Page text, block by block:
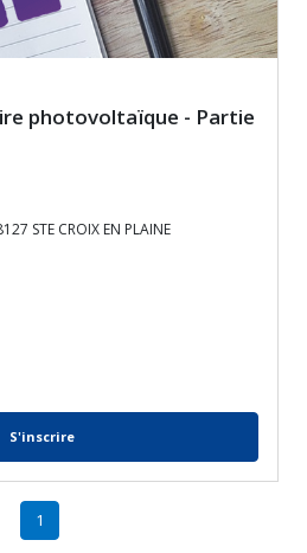
photovoltaïque - Partie
STE CROIX EN PLAINE
S'inscrire
1